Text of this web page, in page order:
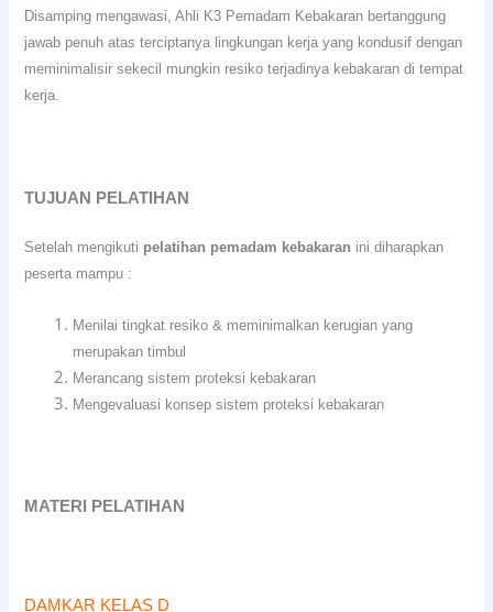
Disamping mengawasi, Ahli K3 Pemadam Kebakaran bertanggung
jawab penuh atas terciptanya lingkungan kerja yang kondusif dengan
meminimalisir sekecil mungkin resiko terjadinya kebakaran di tempat
kerja.
TUJUAN PELATIHAN
Setelah mengikuti pelatihan pemadam kebakaran ini diharapkan
peserta mampu :
Menilai tingkat resiko & meminimalkan kerugian yang
merupakan timbul
Merancang sistem proteksi kebakaran
Mengevaluasi konsep sistem proteksi kebakaran
MATERI PELATIHAN
DAMKAR KELAS D